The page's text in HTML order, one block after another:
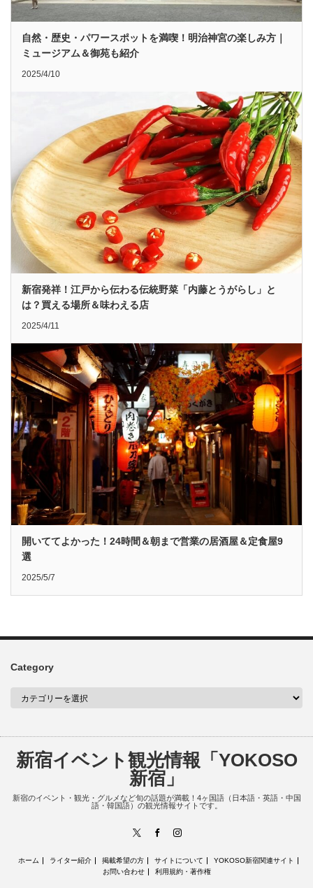
自然・歴史・パワースポットを満喫！明治神宮の楽しみ方｜
ミュージアム＆御苑も紹介
2025/4/10
新宿発祥！江戸から伝わる伝統野菜「内藤とうがらし」と
は？買える場所＆味わえる店
2025/4/11
開いててよかった！24時間＆朝まで営業の居酒屋＆定食屋9
選
2025/5/7
Category
新宿イベント観光情報「YOKOSO
新宿」
新宿のイベント・観光・グルメなど旬の話題が満載！4ヶ国語（日本語・英語・中国
語・韓国語）の観光情報サイトです。
Facebook
ホーム ライター紹介 掲載希望の方 サイトについて
YOKOSO新宿関連サイト
お問い合わせ
利用規約・著作権